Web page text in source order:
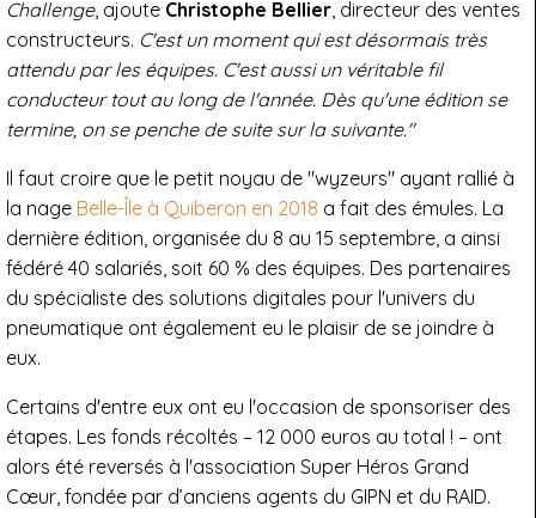
Challenge, ajoute Christophe Bellier, directeur des ventes
constructeurs. C'est un moment qui est désormais très
attendu par les équipes. C'est aussi un véritable fil
conducteur tout au long de l'année. Dès qu'une édition se
termine, on se penche de suite sur la suivante."
Il faut croire que le petit noyau de "wyzeurs" ayant rallié à
la nage Belle-Île à Quiberon en 2018 a fait des émules. La
dernière édition, organisée du 8 au 15 septembre, a ainsi
fédéré 40 salariés, soit 60 % des équipes. Des partenaires
du spécialiste des solutions digitales pour l'univers du
pneumatique ont également eu le plaisir de se joindre à
eux.
Certains d'entre eux ont eu l'occasion de sponsoriser des
étapes. Les fonds récoltés – 12 000 euros au total ! – ont
alors été reversés à l'association Super Héros Grand
Cœur, fondée par d’anciens agents du GIPN et du RAID.